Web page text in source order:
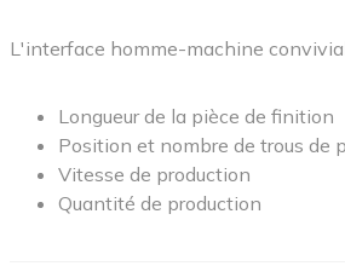
L'interface homme-machine
Longueur de la pièce de finition
Position et nombre de trous de
Vitesse de production
Quantité de production